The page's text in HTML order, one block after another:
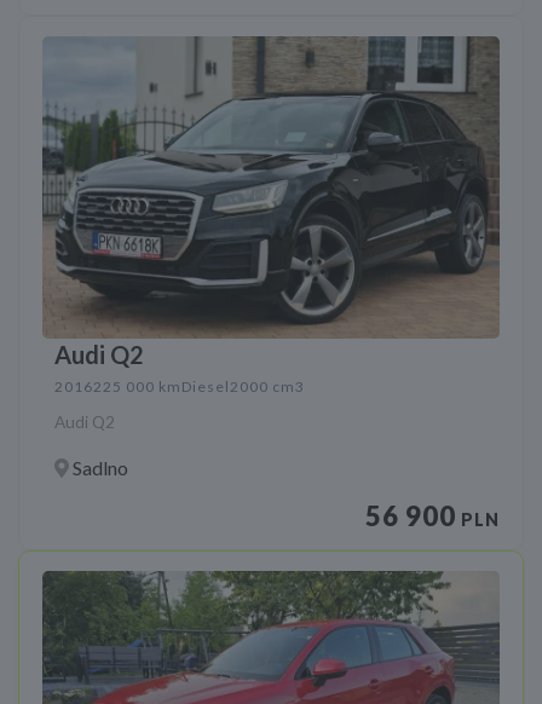
Audi Q2
2016225 000 km Diesel2000 cm3
Audi Q2
Sadlno
56 900 PLN